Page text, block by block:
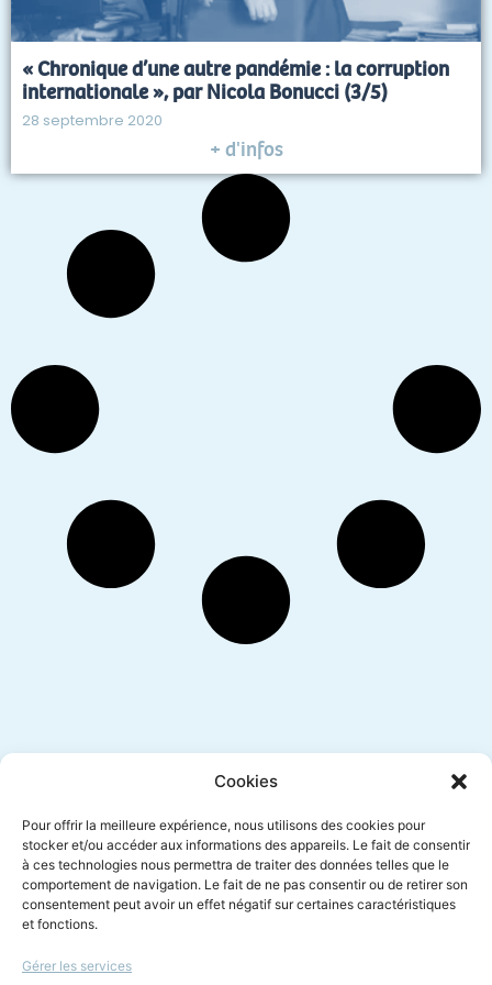
Cookies
Pour offrir la meilleure expérience, nous utilisons des cookies pour
stocker et/ou accéder aux informations des appareils. Le fait de consentir
à ces technologies nous permettra de traiter des données telles que le
comportement de navigation. Le fait de ne pas consentir ou de retirer son
consentement peut avoir un effet négatif sur certaines caractéristiques
et fonctions.
Gérer les services
« Chronique d’une autre pandémie : la corruption
internationale », par Nicola Bonucci (3/5)
28 septembre 2020
+ d'infos
Inscription newsletter
Envoyer